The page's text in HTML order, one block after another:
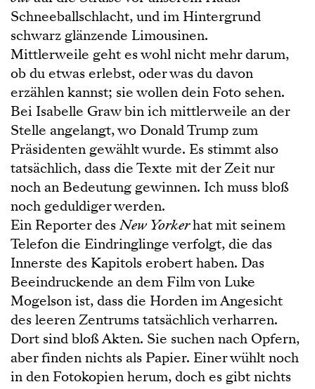
Schneeballschlacht, und im Hintergrund
schwarz glänzende Limousinen.
Mittlerweile geht es wohl nicht mehr darum,
ob du etwas erlebst, oder was du davon
erzählen kannst; sie wollen dein Foto sehen.
Bei Isabelle Graw bin ich mittlerweile an der
Stelle angelangt, wo Donald Trump zum
Präsidenten gewählt wurde. Es stimmt also
tatsächlich, dass die Texte mit der Zeit nur
noch an Bedeutung gewinnen. Ich muss bloß
noch geduldiger werden.
Ein Reporter desNew Yorkerhat mit seinem
Telefon die Eindringlinge verfolgt, die das
Innerste des Kapitols erobert haben. Das
Beeindruckende an dem Film von Luke
Mogelson ist, dass die Horden im Angesicht
des leeren Zentrums tatsächlich verharren.
Dort sind bloß Akten. Sie suchen nach Opfern,
aber finden nichts als Papier. Einer wühlt noch
in den Fotokopien herum, doch es gibt nichts